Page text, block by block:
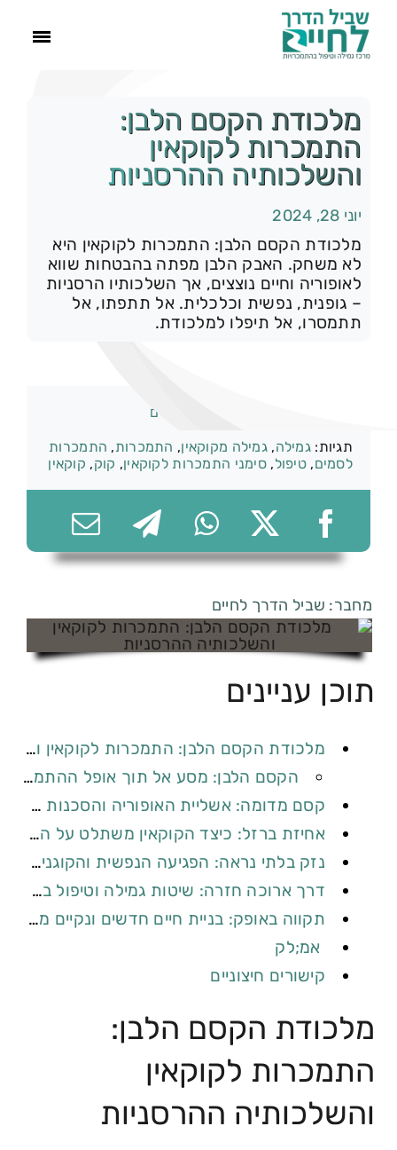
הסיפור שלנו
התמכרויות
תהליך הגמילה
עוד
074-7361656
מלכודת הקסם הלבן:
התמכרות לקוקאין
והשלכותיה ההרסניות
יוני 28, 2024
מלכודת הקסם הלבן: התמכרות לקוקאין היא
לא משחק. האבק הלבן מפתה בהבטחות שווא
לאופוריה וחיים נוצצים, אך השלכותיו הרסניות
– גופנית, נפשית וכלכלית. אל תתפתו, אל
תתמסרו, אל תיפלו למלכודת.
סמים
תגיות: גמילה, גמילה מקוקאין, התמכרות, התמכרות
לסמים, טיפול,סימני התמכרות לקוקאין, קוק, קוקאין
מחבר: שביל הדרך לחיים
תוכן עניינים
מלכודת הקסם הלבן: התמכרות לקוקאין והשלכותיה ההרסניות
הקסם הלבן: מסע אל תוך אופל ההתמכרות לקוקאין
קסם מדומה: אשליית האופוריה והסכנות שמאחוריה
אחיזת ברזל: כיצד הקוקאין משתלט על המוח והופך להתמכרות
נזק בלתי נראה: הפגיעה הנפשית והקוגניטיבית של ההתמכרות
דרך ארוכה חזרה: שיטות גמילה וטיפול בהתמכרות לקוקאין
תקווה באופק: בניית חיים חדשים ונקיים מסמים
אמ;לק
קישורים חיצוניים
מלכודת הקסם הלבן:
התמכרות לקוקאין
והשלכותיה ההרסניות